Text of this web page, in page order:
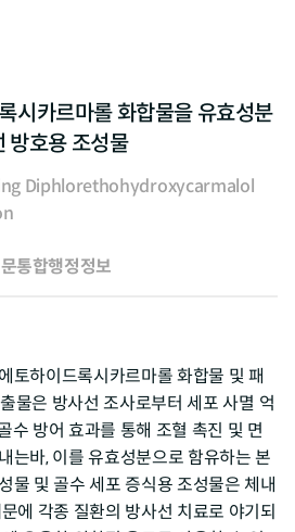
시카르마롤 화합물을 유효성분
방호용 조성물
Diphlorethohydroxycarmalol
통합행정정보
토하이드록시카르마롤 화합물 및 패
물은 방사선 조사로부터 세포 사멸 억
수 방어 효과를 통해 조혈 촉진 및 면
는바, 이를 유효성분으로 함유하는 본
물 및 골수 세포 증식용 조성물은 체내
에 각종 질환의 방사선 치료로 야기되